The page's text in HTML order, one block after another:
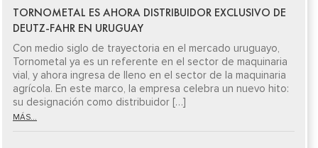
TORNOMETAL ES AHORA DISTRIBUIDOR EXCLUSIVO DE
DEUTZ-FAHR EN URUGUAY
Con medio siglo de trayectoria en el mercado uruguayo,
Tornometal ya es un referente en el sector de maquinaria
vial, y ahora ingresa de lleno en el sector de la maquinaria
agrícola. En este marco, la empresa celebra un nuevo hito:
su designación como distribuidor […]
MÁS...